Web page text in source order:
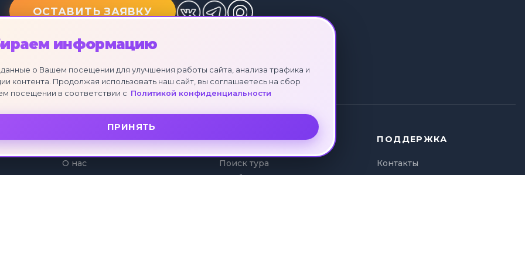
ОСТАВИТЬ ЗАЯВКУ
О КОМПАНИИ
О нас
Отзывы клиентов
УСЛУГИ
Поиск тура
Подбор тура
ПОДДЕРЖКА
Контакты
Политика
информацию
о Вашем посещении для улучшения работы сайта, анализа трафика и
контента. Продолжая использовать наш сайт, вы соглашаетесь на сбор
посещении в соответствии с Политикой конфиденциальности
ПРИНЯТЬ